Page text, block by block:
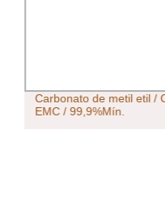
Carbonato de metil etil /
EMC / 99,9%Mín.